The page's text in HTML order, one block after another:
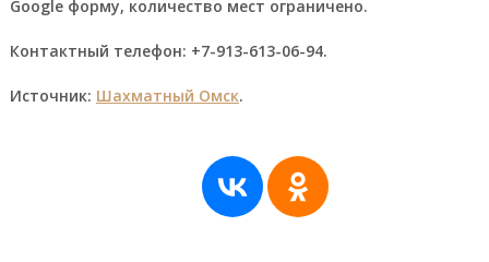
Google форму, количество мест ограничено.
Контактный телефон: +7-913-613-06-94.
Источник: Шахматный Омск.